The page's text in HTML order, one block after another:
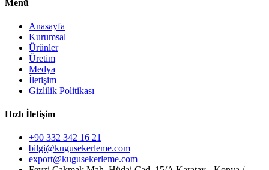
Menü
Anasayfa
Kurumsal
Ürünler
Üretim
Medya
İletişim
Gizlilik Politikası
Hızlı İletişim
+90 332 342 16 21
bilgi@kugusekerleme.com
export@kugusekerleme.com